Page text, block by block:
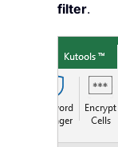
filter.